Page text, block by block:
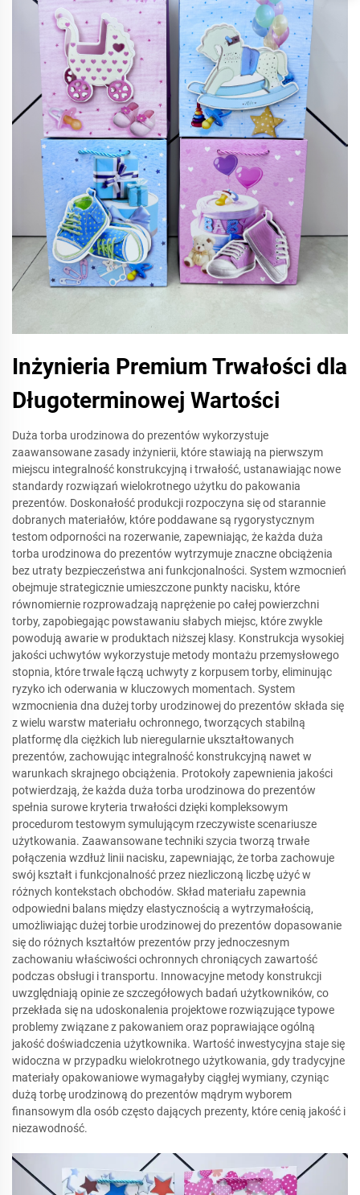
Inżynieria Premium Trwałości dla
Długoterminowej Wartości
Duża torba urodzinowa do prezentów wykorzystuje
zaawansowane zasady inżynierii, które stawiają na pierwszym
miejscu integralność konstrukcyjną i trwałość, ustanawiając nowe
standardy rozwiązań wielokrotnego użytku do pakowania
prezentów. Doskonałość produkcji rozpoczyna się od starannie
dobranych materiałów, które poddawane są rygorystycznym
testom odporności na rozerwanie, zapewniając, że każda duża
torba urodzinowa do prezentów wytrzymuje znaczne obciążenia
bez utraty bezpieczeństwa ani funkcjonalności. System wzmocnień
obejmuje strategicznie umieszczone punkty nacisku, które
równomiernie rozprowadzają naprężenie po całej powierzchni
torby, zapobiegając powstawaniu słabych miejsc, które zwykle
powodują awarie w produktach niższej klasy. Konstrukcja wysokiej
jakości uchwytów wykorzystuje metody montażu przemysłowego
stopnia, które trwale łączą uchwyty z korpusem torby, eliminując
ryzyko ich oderwania w kluczowych momentach. System
wzmocnienia dna dużej torby urodzinowej do prezentów składa się
z wielu warstw materiału ochronnego, tworzących stabilną
platformę dla ciężkich lub nieregularnie ukształtowanych
prezentów, zachowując integralność konstrukcyjną nawet w
warunkach skrajnego obciążenia. Protokoły zapewnienia jakości
potwierdzają, że każda duża torba urodzinowa do prezentów
spełnia surowe kryteria trwałości dzięki kompleksowym
procedurom testowym symulującym rzeczywiste scenariusze
użytkowania. Zaawansowane techniki szycia tworzą trwałe
połączenia wzdłuż linii nacisku, zapewniając, że torba zachowuje
swój kształt i funkcjonalność przez niezliczoną liczbę użyć w
różnych kontekstach obchodów. Skład materiału zapewnia
odpowiedni balans między elastycznością a wytrzymałością,
umożliwiając dużej torbie urodzinowej do prezentów dopasowanie
się do różnych kształtów prezentów przy jednoczesnym
zachowaniu właściwości ochronnych chroniących zawartość
podczas obsługi i transportu. Innowacyjne metody konstrukcji
uwzględniają opinie ze szczegółowych badań użytkowników, co
przekłada się na udoskonalenia projektowe rozwiązujące typowe
problemy związane z pakowaniem oraz poprawiające ogólną
jakość doświadczenia użytkownika. Wartość inwestycyjna staje się
widoczna w przypadku wielokrotnego użytkowania, gdy tradycyjne
materiały opakowaniowe wymagałyby ciągłej wymiany, czyniąc
dużą torbę urodzinową do prezentów mądrym wyborem
finansowym dla osób często dających prezenty, które cenią jakość i
niezawodność.